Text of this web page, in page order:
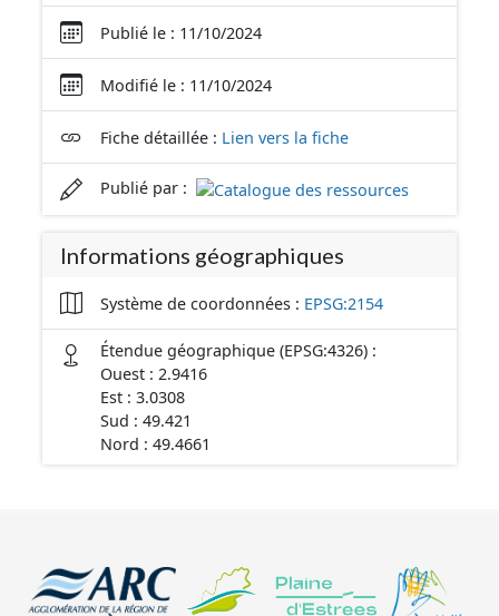
Publié le : 11/10/2024
Modifié le : 11/10/2024
Fiche détaillée : Lien vers la fiche
Publié par :
Informations géographiques
Système de coordonnées : EPSG:2154
Étendue géographique (EPSG:4326) :
Ouest : 2.9416
Est : 3.0308
Sud : 49.421
Nord : 49.4661